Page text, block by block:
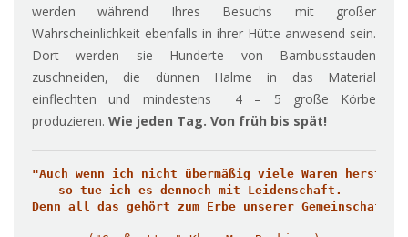
werden während Ihres Besuchs mit großer
Wahrscheinlichkeit ebenfalls in ihrer Hütte anwesend sein.
Dort werden sie Hunderte von Bambusstauden
zuschneiden, die dünnen Halme in das Material
einflechten und mindestens 4 – 5 große Körbe
produzieren. Wie jeden Tag. Von früh bis spät!
"Auch wenn ich nicht übermäßig viele Waren
so tue ich es dennoch mit Leidenschaft.
Denn all das gehört zum Erbe unserer Gemeinschaft"